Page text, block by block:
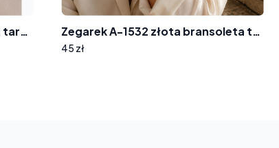
Zegarek na silikonowym pasku tarcza z cyrkoniami 8012 Zegarek A-1532 złota bransoleta tarcza wskazówki
45 zł